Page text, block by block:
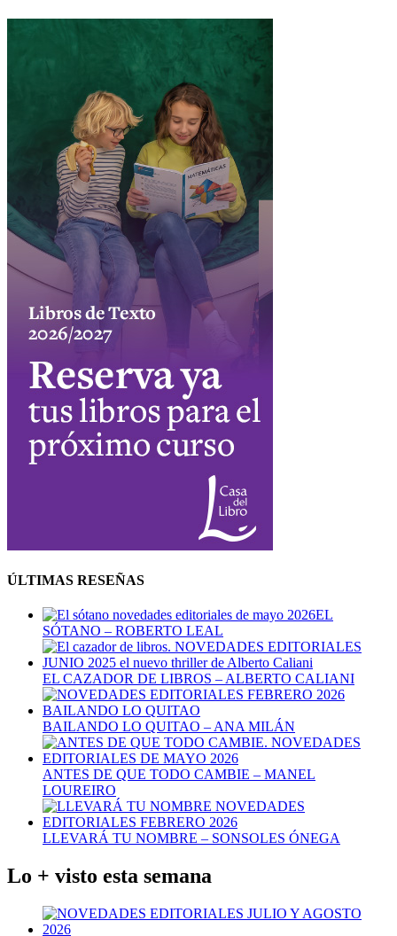
ÚLTIMAS RESEÑAS
EL
SÓTANO – ROBERTO LEAL
EL CAZADOR DE LIBROS – ALBERTO CALIANI
BAILANDO LO QUITAO – ANA MILÁN
ANTES DE QUE TODO CAMBIE – MANEL
LOUREIRO
LLEVARÁ TU NOMBRE – SONSOLES ÓNEGA
Lo + visto esta semana